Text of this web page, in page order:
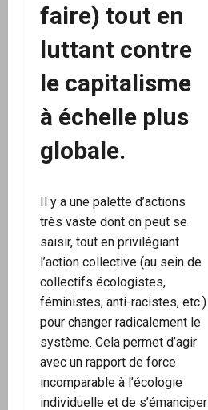
faire) tout en
luttant contre
le capitalisme
à échelle plus
globale.
Il y a une palette d’actions
très vaste dont on peut se
saisir, tout en privilégiant
l’action collective (au sein de
collectifs écologistes,
féministes, anti-racistes, etc.)
pour changer radicalement le
système. Cela permet d’agir
avec un rapport de force
incomparable à l’écologie
individuelle et de s’émanciper